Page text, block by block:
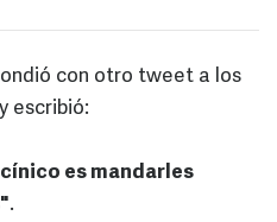
con otro tweet a los
escribió:
es mandarles
.